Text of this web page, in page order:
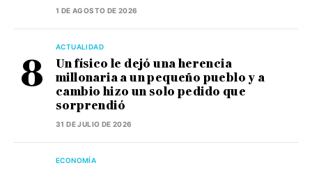
1 DE AGOSTO DE 2026
ACTUALIDAD
Un físico le dejó una herencia
millonaria a un pequeño pueblo y a
cambio hizo un solo pedido que
sorprendió
31 DE JULIO DE 2026
ECONOMÍA